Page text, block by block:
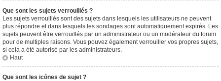
Que sont les sujets verrouillés ?
Les sujets verrouillés sont des sujets dans lesquels les utilisateurs ne peuvent
plus répondre et dans lesquels les sondages sont automatiquement expirés. Les
sujets peuvent être verrouillés par un administrateur ou un modérateur du forum
pour de multiples raisons. Vous pouvez également verrouiller vos propres sujets,
si cela a été autorisé par les administrateurs.
Haut
Que sont les icônes de sujet ?